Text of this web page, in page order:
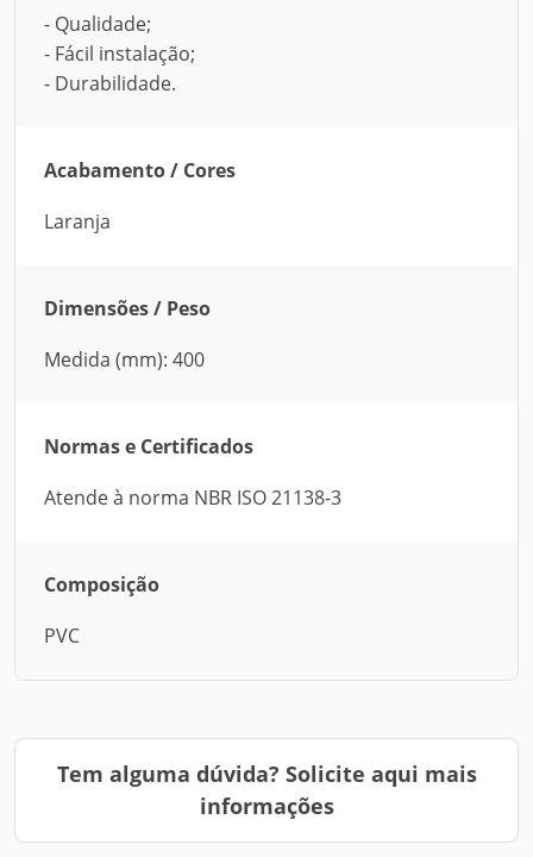
- Qualidade;
- Fácil instalação;
- Durabilidade.
Acabamento / Cores
Laranja
Dimensões / Peso
Medida (mm): 400
Normas e Certificados
Atende à norma NBR ISO 21138-3
Composição
PVC
Tem alguma dúvida? Solicite aqui mais
informações